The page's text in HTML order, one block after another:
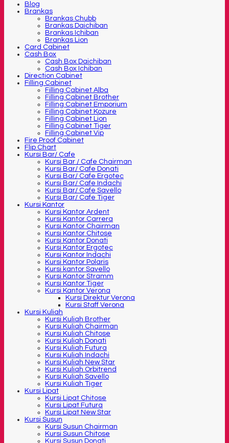
Blog
Brankas
Brankas Chubb
Brankas Daichiban
Brankas Ichiban
Brankas Lion
Card Cabinet
Cash Box
Cash Box Daichiban
Cash Box Ichiban
Direction Cabinet
Filling Cabinet
Filling Cabinet Alba
Filling Cabinet Brother
Filling Cabinet Emporium
Filling Cabinet Kozure
Filling Cabinet Lion
Filling Cabinet Tiger
Filling Cabinet Vip
Fire Proof Cabinet
Flip Chart
Kursi Bar/ Cafe
Kursi Bar / Cafe Chairman
Kursi Bar/ Cafe Donati
Kursi Bar/ Cafe Ergotec
Kursi Bar/ Cafe Indachi
Kursi Bar/ Cafe Savello
Kursi Bar/ Cafe Tiger
Kursi Kantor
Kursi Kantor Ardent
Kursi Kantor Carrera
Kursi Kantor Chairman
Kursi Kantor Chitose
Kursi Kantor Donati
Kursi Kantor Ergotec
Kursi Kantor Indachi
Kursi Kantor Polaris
Kursi kantor Savello
Kursi Kantor Stramm
Kursi Kantor Tiger
Kursi Kantor Verona
Kursi Direktur Verona
Kursi Staff Verona
Kursi Kuliah
Kursi Kuliah Brother
Kursi Kuliah Chairman
Kursi Kuliah Chitose
Kursi Kuliah Donati
Kursi Kuliah Futura
Kursi Kuliah Indachi
Kursi Kuliah New Star
Kursi Kuliah Orbitrend
Kursi Kuliah Savello
Kursi Kuliah Tiger
Kursi Lipat
Kursi Lipat Chitose
Kursi Lipat Futura
Kursi Lipat New Star
Kursi Susun
Kursi Susun Chairman
Kursi Susun Chitose
Kursi Susun Donati